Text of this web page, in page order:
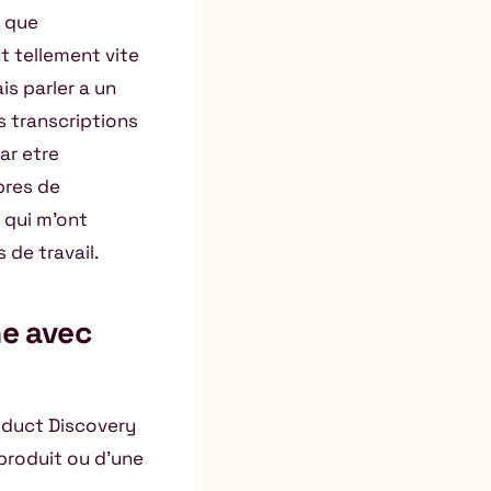
tellement vite
parler a un
transcriptions
etre
de
m’ont
de travail.
avec
Discovery
ou d’une